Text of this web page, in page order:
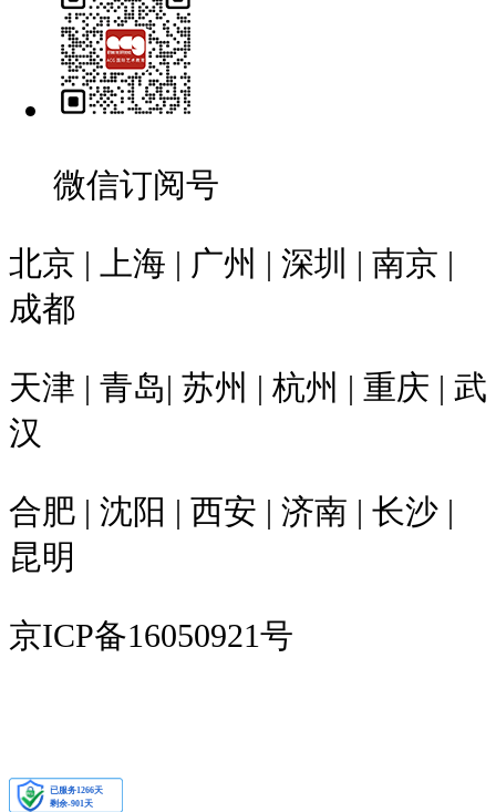
微信订阅号
北京 | 上海 | 广州 | 深圳 | 南京 |
成都
天津 | 青岛| 苏州 | 杭州 | 重庆 | 武
汉
合肥 | 沈阳 | 西安 | 济南 | 长沙 |
昆明
京ICP备16050921号